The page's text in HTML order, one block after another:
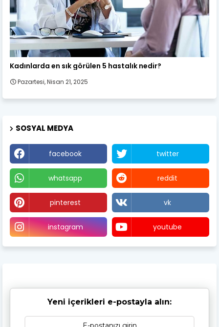
Kadın Sağlığı
Kadınlarda en sık görülen 5 hastalık nedir?
Pazartesi, Nisan 21, 2025
SOSYAL MEDYA
facebook twitter
whatsapp reddit
pinterest vk
instagram youtube
Yeni içerikleri e-postayla alın: